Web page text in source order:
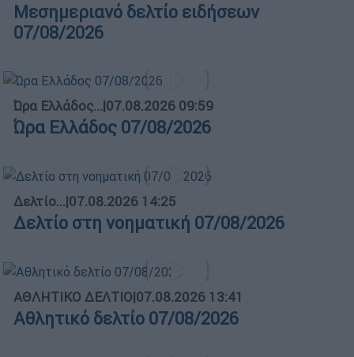
Μεσημεριανό δελτίο ειδήσεων
07/08/2026
Ώρα Ελλάδος...|07.08.2026 09:59
Ώρα Ελλάδος 07/08/2026
Δελτίο...|07.08.2026 14:25
Δελτίο στη νοηματική 07/08/2026
ΑΘΛΗΤΙΚΟ ΔΕΛΤΙΟ|07.08.2026 13:41
Αθλητικό δελτίο 07/08/2026